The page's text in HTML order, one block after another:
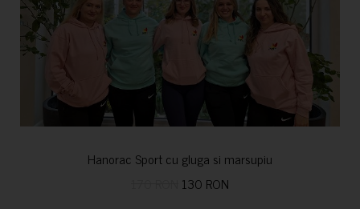
Hanorac Sport cu gluga si marsupiu
130 RON